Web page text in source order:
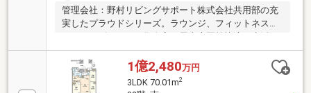
管理会社：野村リビングサポート株式会社共用部の充
実したプラウドシリーズ。ラウンジ、フィットネスジ
すごせる施設がございます。最寄り駅は武蔵小杉駅よ
り徒歩約2分。駅周辺には大型ショッピングモール、
区役所、病院や小学校、保育園など生活に必要な施設
が充実しております。～株式会社レジデンス～ご所有
1億2,480万円
3LDK 70.01m2